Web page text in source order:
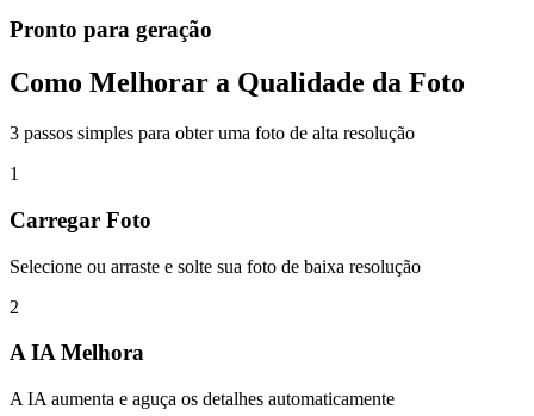
Pronto para geração
Como Melhorar a Qualidade da Foto
3 passos simples para obter uma foto de alta resolução
1
Carregar Foto
Selecione ou arraste e solte sua foto de baixa resolução
2
A IA Melhora
A IA aumenta e aguça os detalhes automaticamente